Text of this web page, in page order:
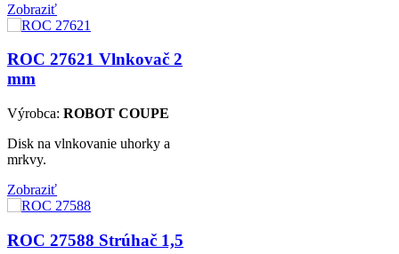
Zobraziť
ROC 27621 Vlnkovač 2
mm
Výrobca: ROBOT COUPE
Disk na vlnkovanie uhorky a
mrkvy.
Zobraziť
ROC 27588 Strúhač 1,5